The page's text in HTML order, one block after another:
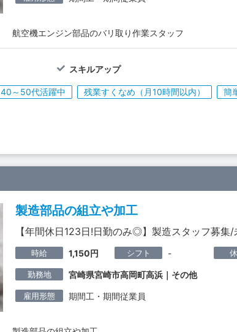
航空機エンジン部品のバリ取り作業スタッフ
スキルアップ
40～50代活躍中 残業すくなめ（月10時間以内） 簡
製造部品の組立や加工
【年間休日123日!日勤のみ◎】製造スタッフ募集/
時給 1,150円 シフト -
勤務地 宮崎県宮崎市高岡町高浜｜その他
雇用形態 期間工・期間従業員